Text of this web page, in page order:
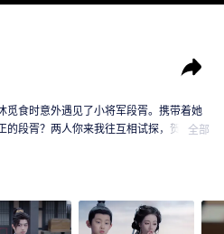
觅食时意外遇见了小将军段胥。携带着她
的段胥？两人你来我往互相试探，贺思慕
全部